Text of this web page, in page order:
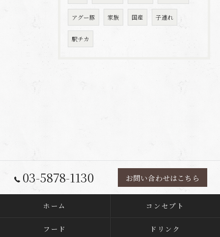
アグー豚 家族 国産 子連れ
駅チカ
03-5878-1130 お問い合わせはこちら
ホーム コンセプト
フード ドリンク